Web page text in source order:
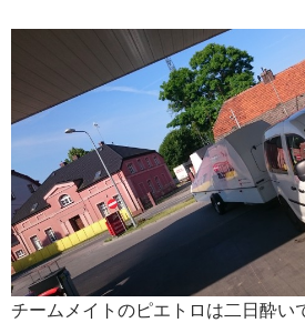
チームメイトのピエトロは二日酔い